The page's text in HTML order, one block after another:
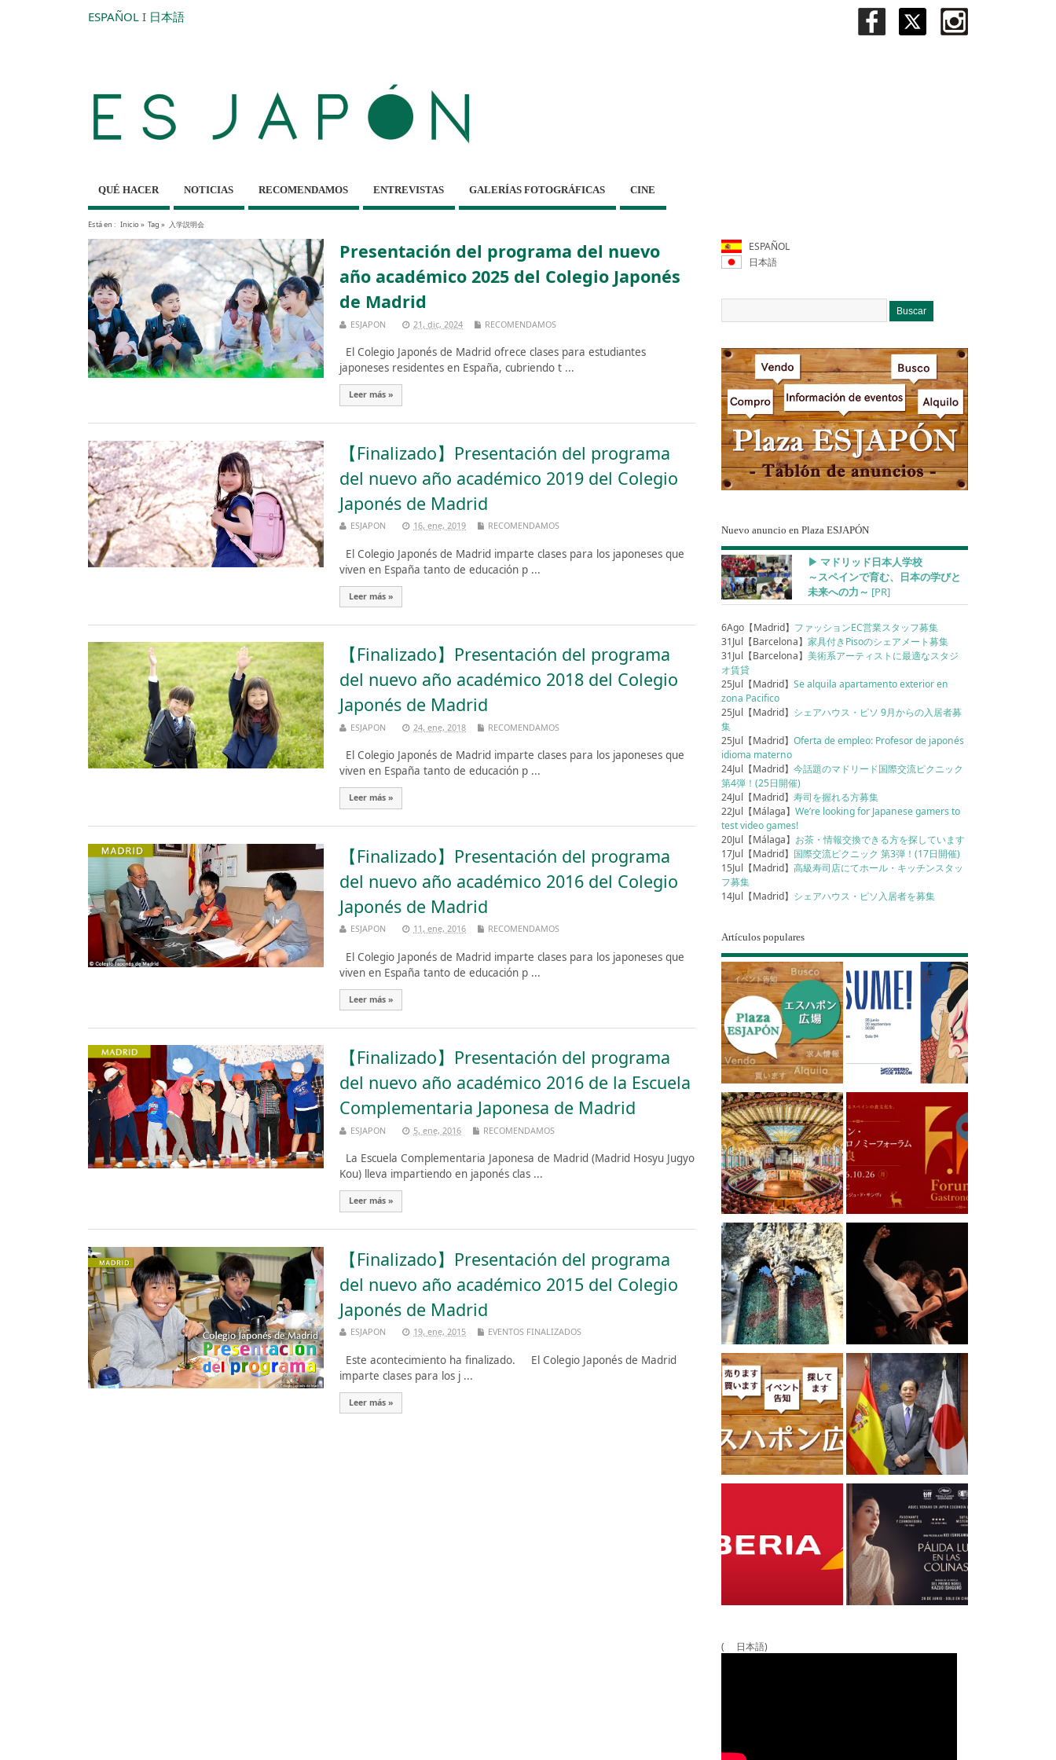
ESPAÑOL I 日本語
QUÉ HACER NOTICIAS RECOMENDAMOS ENTREVISTAS GALERÍAS FOTOGRÁFICAS CINE
Está en : Inicio» Tag » 入学説明会
Presentación del programa del nuevo
año académico 2025 del Colegio Japonés
de Madrid
ESJAPON 21, dic, 2024 RECOMENDAMOS
El Colegio Japonés de Madrid ofrece clases para estudiantes
japoneses residentes en España, cubriendo t ...
Leer más »
【Finalizado】Presentación del programa
del nuevo año académico 2019 del Colegio
Japonés de Madrid
ESJAPON 16, ene, 2019 RECOMENDAMOS
El Colegio Japonés de Madrid imparte clases para los japoneses que
viven en España tanto de educación p ...
Leer más »
【Finalizado】Presentación del programa
del nuevo año académico 2018 del Colegio
Japonés de Madrid
ESJAPON 24, ene, 2018 RECOMENDAMOS
El Colegio Japonés de Madrid imparte clases para los japoneses que
viven en España tanto de educación p ...
Leer más »
【Finalizado】Presentación del programa
del nuevo año académico 2016 del Colegio
Japonés de Madrid
ESJAPON 11, ene, 2016 RECOMENDAMOS
El Colegio Japonés de Madrid imparte clases para los japoneses que
viven en España tanto de educación p ...
Leer más »
【Finalizado】Presentación del programa
del nuevo año académico 2016 de la Escuela
Complementaria Japonesa de Madrid
ESJAPON 5, ene, 2016 RECOMENDAMOS
La Escuela Complementaria Japonesa de Madrid (Madrid Hosyu Jugyo
Kou) lleva impartiendo en japonés clas ...
Leer más »
【Finalizado】Presentación del programa
del nuevo año académico 2015 del Colegio
Japonés de Madrid
ESJAPON 19, ene, 2015 EVENTOS FINALIZADOS
Este acontecimiento ha finalizado. El Colegio Japonés de Madrid
imparte clases para los j ...
Leer más »
ESPAÑOL
日本語
Nuevo anuncio en Plaza ESJAPÓN
▶︎ マドリッド日本人学校
～スペインで育む、日本の学びと
未来への力～ [PR]
6Ago【Madrid】 ファッションEC営業スタッフ募集
31Jul【Barcelona】家具付きPisoのシェアメート募集
31Jul【Barcelona】美術系アーティストに最適なスタジ
オ賃貸
25Jul【Madrid】Se alquila apartamento exterior en
zona Pacifico
25Jul【Madrid】 シェアハウス・ピソ 9月からの入居者募
集
25Jul【Madrid】Oferta de empleo: Profesor de japonés
idioma materno
24Jul【Madrid】今話題のマドリード国際交流ピクニック
第4弾！(25日開催)
24Jul【Madrid】寿司を握れる方募集
22Jul【Málaga】We’re looking for Japanese gamers to
test video games!
20Jul【Málaga】 お茶・情報交換できる方を探しています
17Jul【Madrid】 国際交流ピクニック 第3弾！(17日開催)
15Jul【Madrid】高級寿司店にてホール・キッチンスタッ
フ募集
14Jul【Madrid】 シェアハウス・ピソ入居者を募集
Artículos populares
( 日本語)